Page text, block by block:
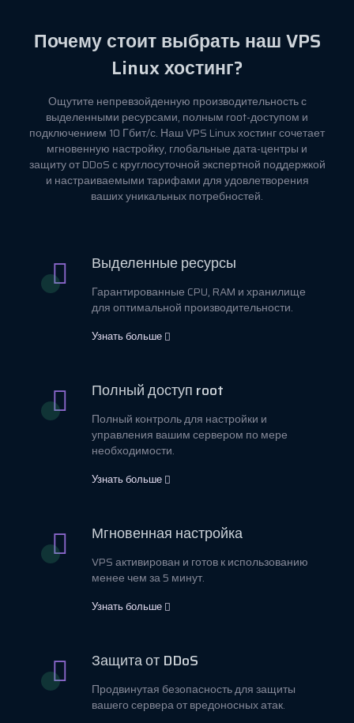
Почему стоит выбрать наш VPS
Linux хостинг?
Ощутите непревзойденную производительность с
выделенными ресурсами, полным root-доступом и
подключением 10 Гбит/с. Наш VPS Linux хостинг сочетает
мгновенную настройку, глобальные дата-центры и
защиту от DDoS с круглосуточной экспертной поддержкой
и настраиваемыми тарифами для удовлетворения
ваших уникальных потребностей.
Выделенные ресурсы
Гарантированные CPU, RAM и хранилище
для оптимальной производительности.
Узнать больше
Полный доступ root
Полный контроль для настройки и
управления вашим сервером по мере
необходимости.
Узнать больше
Мгновенная настройка
VPS активирован и готов к использованию
менее чем за 5 минут.
Узнать больше
Защита от DDoS
Продвинутая безопасность для защиты
вашего сервера от вредоносных атак.